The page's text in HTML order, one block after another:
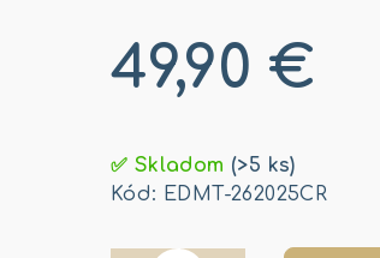
49,90 €
cena:
✅ Skladom (>5 ks)
Kód: EDMT-262025CR